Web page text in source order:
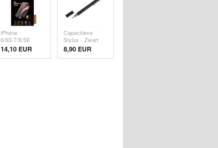
iPhone
6/6S/7/8/SE
(2020)/SE (
14,10 EUR
Capacitieve
Stylus - Zwart
8,90 EUR